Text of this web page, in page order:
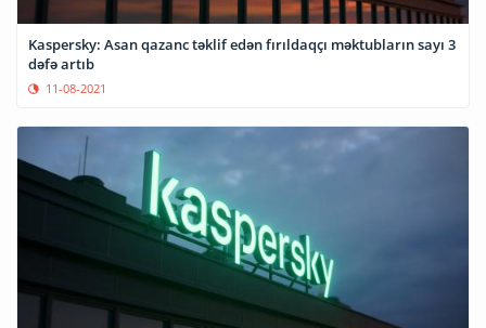
Kaspersky: Asan qazanc təklif edən fırıldaqçı məktubların sayı 3
dəfə artıb
11-08-2021